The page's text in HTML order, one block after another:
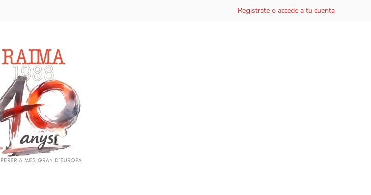
Registrate o accede a tu cuenta